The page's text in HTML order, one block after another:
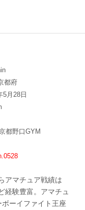
都府
5月28日
都野口GYM
アマチュア戦績は
経験豊富。アマチュ
ーイファイト王座